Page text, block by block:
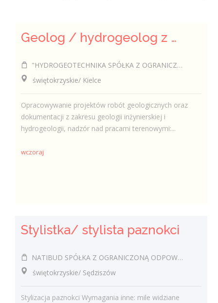
Geolog / hydrogeolog z uprawnieniami (k/m)
"HYDROGEOTECHNIKA SPÓŁKA Z OGRANICZONĄ ODPOWIEDZIALNOŚCIĄ".
świętokrzyskie/ Kielce
Opracowywanie projektów robót geologicznych oraz
dokumentacji z zakresu geologii inżynierskiej i
hydrogeologii, nadzór nad pracami terenowymi:...
wczoraj
Stylistka/ stylista paznokci
NATIBUD SPÓŁKA Z OGRANICZONĄ ODPOWIEDZIALNOŚCIĄ
świętokrzyskie/ Sędziszów
Stylizacja paznokci Wymagania inne: mile widziane